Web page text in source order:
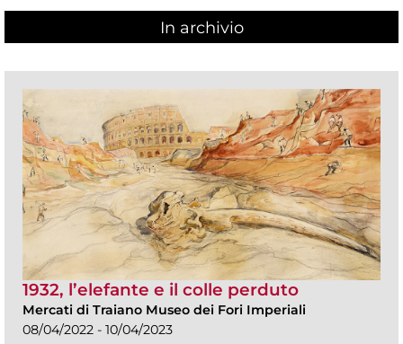
In archivio
1932, l’elefante e il colle perduto
Mercati di Traiano Museo dei Fori Imperiali
08/04/2022 - 10/04/2023